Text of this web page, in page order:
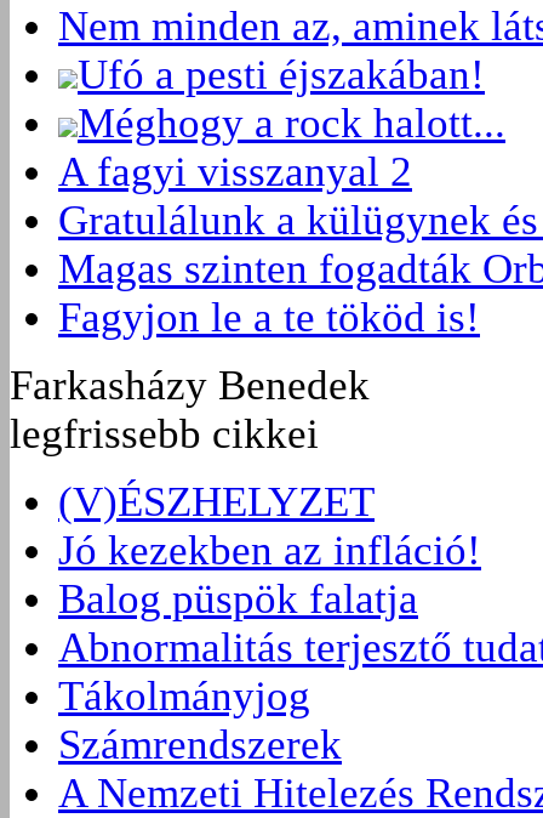
Nem minden az, aminek
Ufó a pesti éjszakában!
Méghogy a rock halott...
A fagyi visszanyal 2
Gratulálunk a külügynek
Magas szinten fogadták
Fagyjon le a te tököd is!
Farkasházy Benedek
legfrissebb cikkei
(V)ÉSZHELYZET
Jó kezekben az infláció!
Balog püspök falatja
Abnormalitás terjesztő
Tákolmányjog
Számrendszerek
A Nemzeti Hitelezés